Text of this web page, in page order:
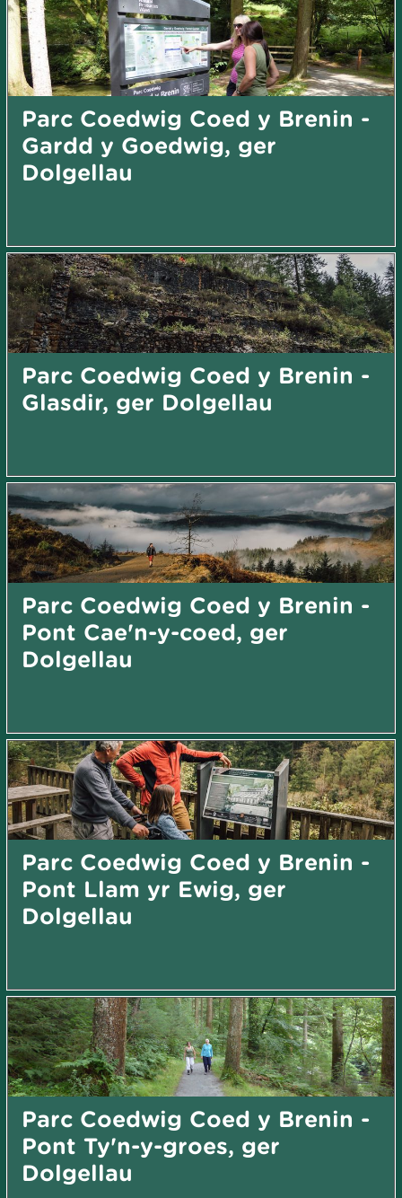
Parc Coedwig Coed y Brenin -
Gardd y Goedwig, ger
Dolgellau
Parc Coedwig Coed y Brenin -
Glasdir, ger Dolgellau
Parc Coedwig Coed y Brenin -
Pont Cae'n-y-coed, ger
Dolgellau
Parc Coedwig Coed y Brenin -
Pont Llam yr Ewig, ger
Dolgellau
Parc Coedwig Coed y Brenin -
Pont Ty'n-y-groes, ger
Dolgellau